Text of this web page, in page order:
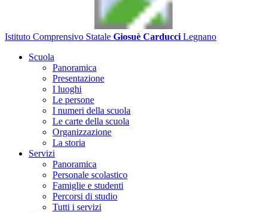
Istituto Comprensivo Statale Giosuè Carducci Legnano
Scuola
Panoramica
Presentazione
I luoghi
Le persone
I numeri della scuola
Le carte della scuola
Organizzazione
La storia
Servizi
Panoramica
Personale scolastico
Famiglie e studenti
Percorsi di studio
Tutti i servizi